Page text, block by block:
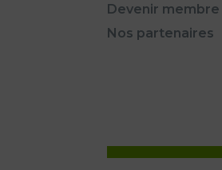
Devenir membre
Nos partenaires